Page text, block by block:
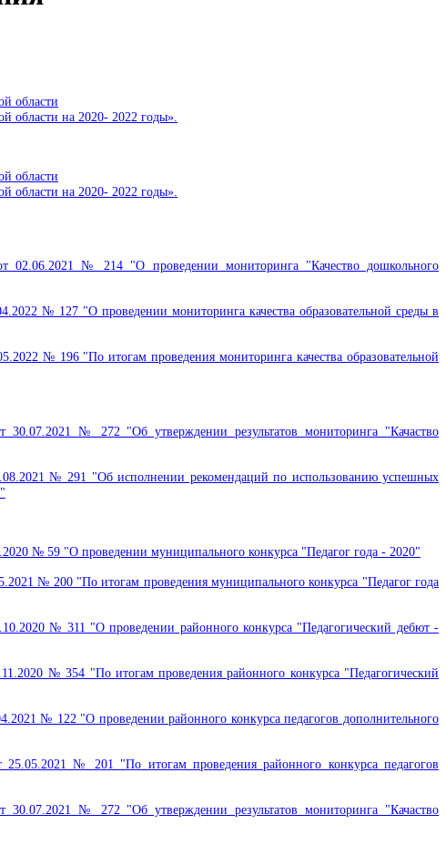
области
области на 2020- 2022 годы».
области
области на 2020- 2022 годы».
02.06.2021 № 214 "О проведении мониторинга "Качество дошкольного
№ 127 "О проведении мониторинга качества образовательной среды в
№ 196 "По итогам проведения мониторинга качества образовательной
№ 272 "Об утверждении результатов мониторинга "Качаство
№ 291 "Об исполнении рекомендаций по использованию успешных
№ 59 "О проведении муниципального конкурса "Педагог года - 2020"
№ 200 "По итогам проведения муниципального конкурса "Педагог года
№ 311 "О проведении районного конкурса "Педагогический дебют -
№ 354 "По итогам проведения районного конкурса "Педагогический
№ 122 "О проведении районного конкурса педагогов дополнительного
№ 201 "По итогам проведения районного конкурса педагогов
№ 272 "Об утверждении результатов мониторинга "Качаство